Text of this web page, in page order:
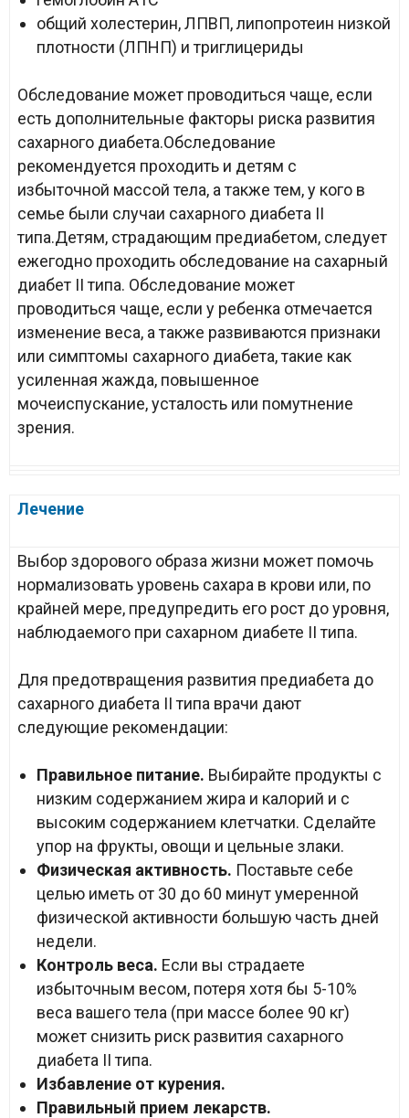
общий холестерин, ЛПВП, липопротеин низкой
плотности (ЛПНП) и триглицериды
Обследование может проводиться чаще, если
есть дополнительные факторы риска развития
сахарного диабета.Обследование
рекомендуется проходить и детям с
избыточной массой тела, а также тем, у кого в
семье были случаи сахарного диабета II
типа.Детям, страдающим предиабетом, следует
ежегодно проходить обследование на сахарный
диабет II типа. Обследование может
проводиться чаще, если у ребенка отмечается
изменение веса, а также развиваются признаки
или симптомы сахарного диабета, такие как
усиленная жажда, повышенное
мочеиспускание, усталость или помутнение
зрения.
Лечение
Выбор здорового образа жизни может помочь
нормализовать уровень сахара в крови или, по
крайней мере, предупредить его рост до уровня,
наблюдаемого при сахарном диабете II типа.
Для предотвращения развития предиабета до
сахарного диабета II типа врачи дают
следующие рекомендации:
Правильное питание. Выбирайте продукты с
низким содержанием жира и калорий и с
высоким содержанием клетчатки. Сделайте
упор на фрукты, овощи и цельные злаки.
Физическая активность. Поставьте себе
целью иметь от 30 до 60 минут умеренной
физической активности большую часть дней
недели.
Контроль веса. Если вы страдаете
избыточным весом, потеря хотя бы 5-10%
веса вашего тела (при массе более 90 кг)
может снизить риск развития сахарного
диабета II типа.
Избавление от курения.
Правильный прием лекарств.